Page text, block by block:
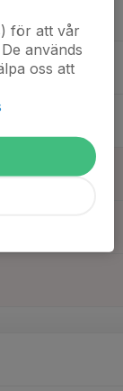
för att vår
används
oss att